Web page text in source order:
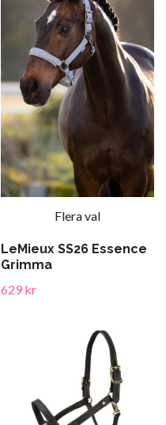
Flera val
LeMieux SS26 Essence
Grimma
629 kr